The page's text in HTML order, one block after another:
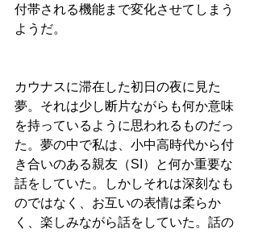
付帯される機能まで変化させてしまう
ようだ。
カウナスに滞在した初日の夜に見た
夢。それは少し断片ながらも何か意味
を持っているように思われるものだっ
た。夢の中で私は、小中高時代から付
き合いのある親友（SI）と何か重要な
話をしていた。しかしそれは深刻なも
のではなく、お互いの表情は柔らか
く、楽しみながら話をしていた。話の